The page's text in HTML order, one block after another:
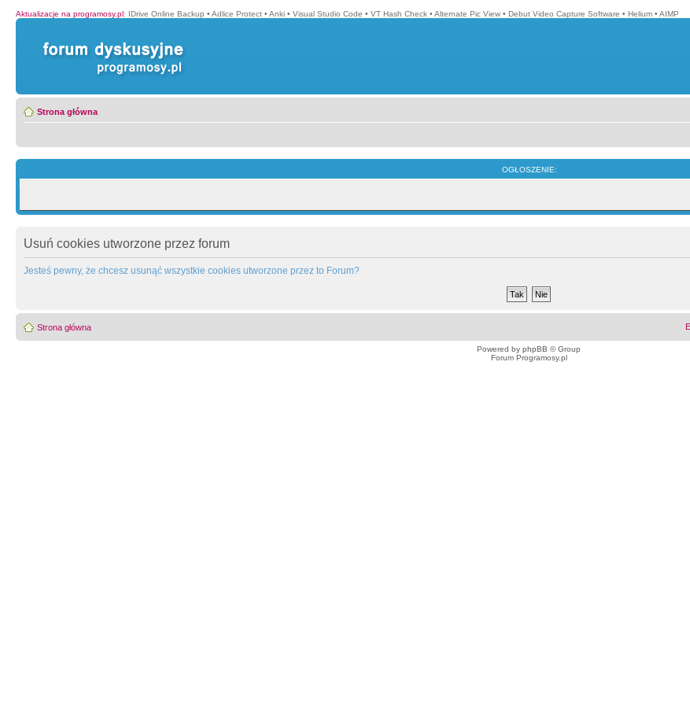
Aktualizacje na programosy.pl: IDrive Online Backup • Adlice Protect • Anki • Visual Studio Code • VT Hash Check • Alternate Pic View • Debut Video Capture Software • Helium • AIMP
Strona główna
OGŁOSZENIE:
Usuń cookies utworzone przez forum
Jesteś pewny, że chcesz usunąć wszystkie cookies utworzone przez to Forum?
Strona główna
Powered by phpBB © Group
Forum Programosy.pl